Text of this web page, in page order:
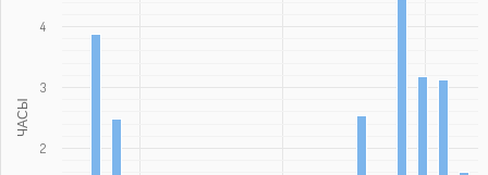
ЧАСЫ
2
3
4